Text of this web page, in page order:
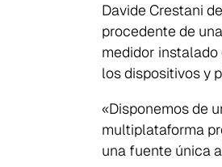
Davide Crestani
procedente de
medidor
los dispositivos y
«Disponemos de
multiplataforma
una fuente única